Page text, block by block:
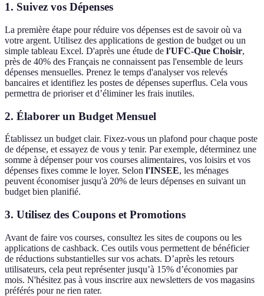
1. Suivez vos Dépenses
La première étape pour réduire vos dépenses est de savoir où va
votre argent. Utilisez des applications de gestion de budget ou un
simple tableau Excel. D'après une étude de l'UFC-Que Choisir,
près de 40% des Français ne connaissent pas l'ensemble de leurs
dépenses mensuelles. Prenez le temps d'analyser vos relevés
bancaires et identifiez les postes de dépenses superflus. Cela vous
permettra de prioriser et d’éliminer les frais inutiles.
2. Élaborer un Budget Mensuel
Établissez un budget clair. Fixez-vous un plafond pour chaque poste
de dépense, et essayez de vous y tenir. Par exemple, déterminez une
somme à dépenser pour vos courses alimentaires, vos loisirs et vos
dépenses fixes comme le loyer. Selon l'INSEE, les ménages
peuvent économiser jusqu'à 20% de leurs dépenses en suivant un
budget bien planifié.
3. Utilisez des Coupons et Promotions
Avant de faire vos courses, consultez les sites de coupons ou les
applications de cashback. Ces outils vous permettent de bénéficier
de réductions substantielles sur vos achats. D’après les retours
utilisateurs, cela peut représenter jusqu’à 15% d’économies par
mois. N'hésitez pas à vous inscrire aux newsletters de vos magasins
préférés pour ne rien rater.